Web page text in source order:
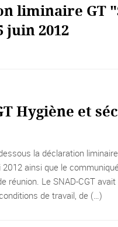
liminaire GT
2012
Hygiène et
la déclaration
ainsi que le
réunion. Le SNAD-CGT
de travail, de (…)